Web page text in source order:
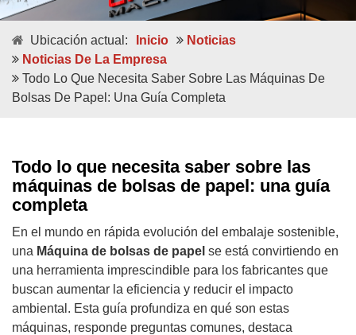
Ubicación actual: Inicio
Noticias
Noticias De La Empresa
Todo Lo Que Necesita Saber Sobre Las Máquinas De
Bolsas De Papel: Una Guía Completa
Todo lo que necesita saber sobre las
máquinas de bolsas de papel: una guía
completa
En el mundo en rápida evolución del embalaje sostenible,
una Máquina de bolsas de papel se está convirtiendo en
una herramienta imprescindible para los fabricantes que
buscan aumentar la eficiencia y reducir el impacto
ambiental. Esta guía profundiza en qué son estas
máquinas, responde preguntas comunes, destaca